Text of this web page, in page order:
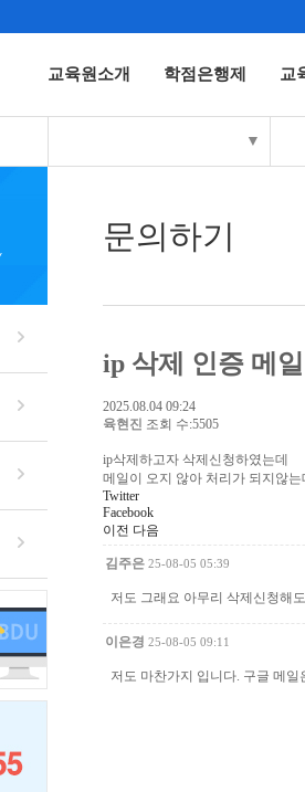
교육원소개 학점은행제 교
▼
문의하기
ip 삭제 인증 메
2025.08.04 09:24
육현진 조회 수:5505
ip삭제하고자 삭제신청하였는데
메일이 오지 않아 처리가 되지않
Twitter
Facebook
이전 다음
김주은 25-08-05 05:39
저도 그래요 아무리 삭제신청해
이은경 25-08-05 09:11
저도 마찬가지 입니다. 구글 메